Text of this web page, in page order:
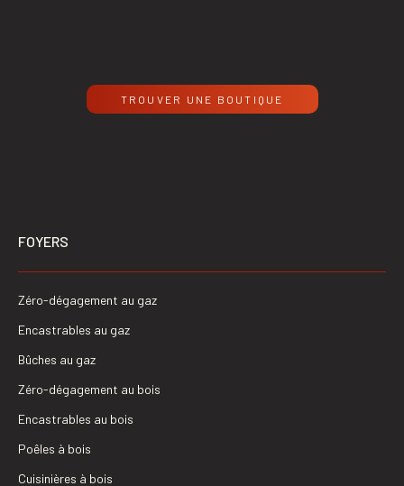
TROUVER UNE BOUTIQUE
FOYERS
Zéro-dégagement au gaz
Encastrables au gaz
Bûches au gaz
Zéro-dégagement au bois
Encastrables au bois
Poêles à bois
Cuisinières à bois